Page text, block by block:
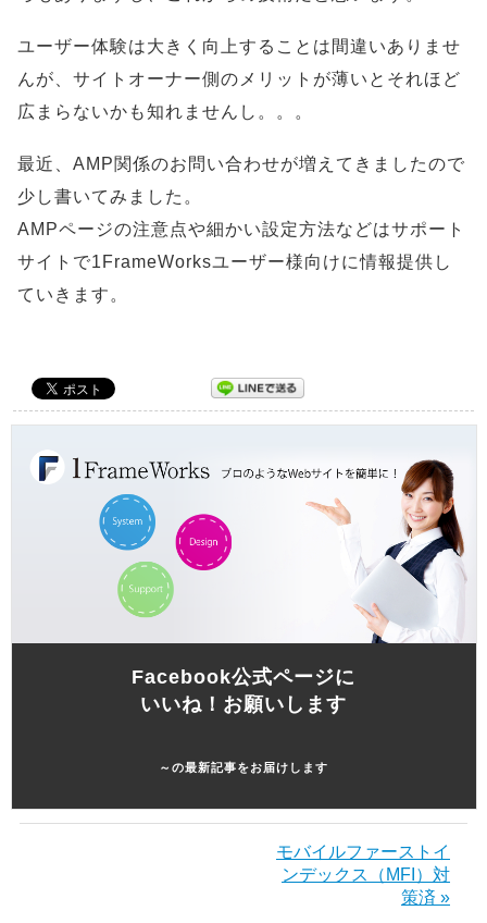
ユーザー体験は大きく向上することは間違いありませ
んが、サイトオーナー側のメリットが薄いとそれほど
広まらないかも知れませんし。。。
最近、AMP関係のお問い合わせが増えてきましたので
少し書いてみました。
AMPページの注意点や細かい設定方法などはサポート
サイトで1FrameWorksユーザー様向けに情報提供し
ていきます。
Facebook公式ページに
いいね！お願いします
～の最新記事をお届けします
モバイルファーストイ
ンデックス（MFI）対
策済 »